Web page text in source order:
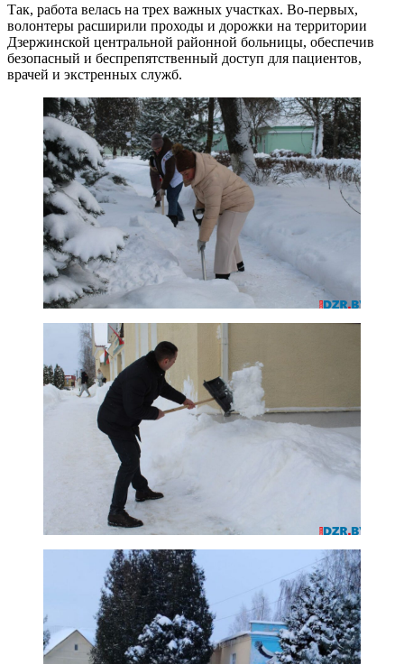
Так, работа велась на трех важных участках. Во-первых,
волонтеры расширили проходы и дорожки на территории
Дзержинской центральной районной больницы, обеспечив
безопасный и беспрепятственный доступ для пациентов,
врачей и экстренных служб.